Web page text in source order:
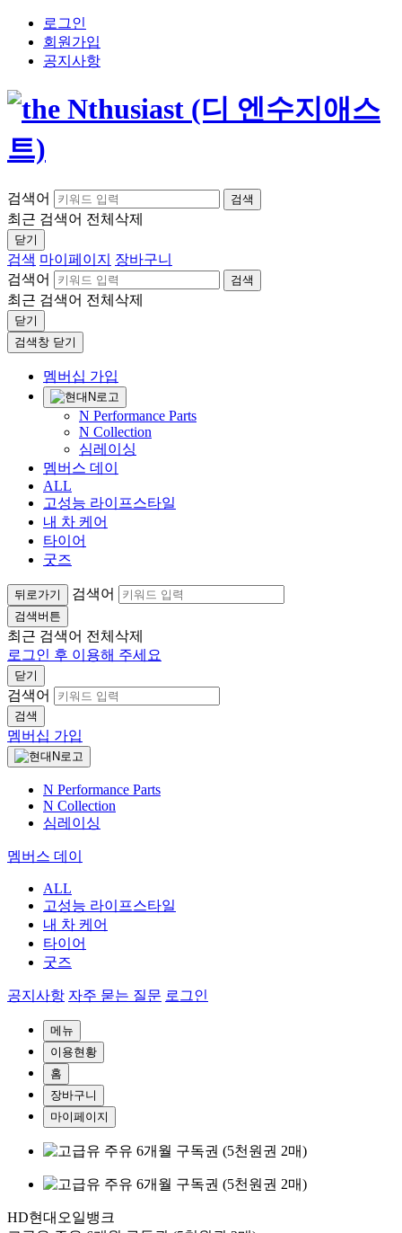
로그인
회원가입
공지사항
검색어 검색
최근 검색어 전체삭제
닫기
검색 마이페이지
장바구니
검색어
검색
최근 검색어 전체삭제
닫기
검색창 닫기
멤버십 가입
N Performance Parts
N Collection
심레이싱
멤버스 데이
ALL
고성능 라이프스타일
내 차 케어
타이어
굿즈
뒤로가기 검색어
검색버튼
최근 검색어 전체삭제
로그인 후 이용해 주세요
닫기
검색어
검색
멤버십 가입
N Performance Parts
N Collection
심레이싱
멤버스 데이
ALL
고성능 라이프스타일
내 차 케어
타이어
굿즈
공지사항 자주 묻는 질문 로그인
메뉴
이용현황
홈
장바구니
마이페이지
HD현대오일뱅크